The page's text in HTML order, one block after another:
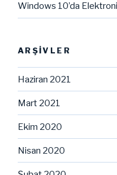
Windows 10’da
ARŞIVLER
Haziran 2021
Mart 2021
Ekim 2020
Nisan 2020